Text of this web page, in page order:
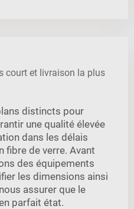
court et livraison la plus
distincts pour
une qualité élevée
dans les délais
fibre de verre. Avant
des équipements
les dimensions ainsi
assurer que le
parfait état.